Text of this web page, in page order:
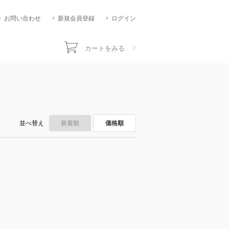
お問い合わせ 新規会員登録 ログイン
カートをみる
並べ替え 新着順 価格順